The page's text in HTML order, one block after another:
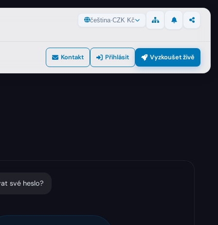
čeština·CZK Kč Mapa stránek
NovinkySdílet
Kontakt Přihlásit Vyzkoušet živě
své heslo?